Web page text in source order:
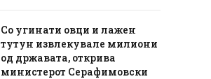
Со угинати овци и лажен
тутун извлекувале милиони
од државата, открива
министерот Серафимовски